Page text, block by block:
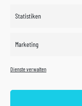
Statistiken
Marketing
Dienste verwalten
©